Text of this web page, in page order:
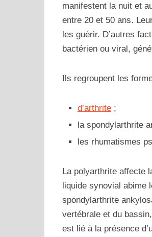
manifestent la nuit et
entre 20 et 50 ans.
les guérir. D’autres
bactérien ou viral,
Ils regroupent les
d’arthrite ;
la spondylarthrite
les rhumatismes
La polyarthrite affecte
liquide synovial abime
spondylarthrite
vertébrale et du
est lié à la présence